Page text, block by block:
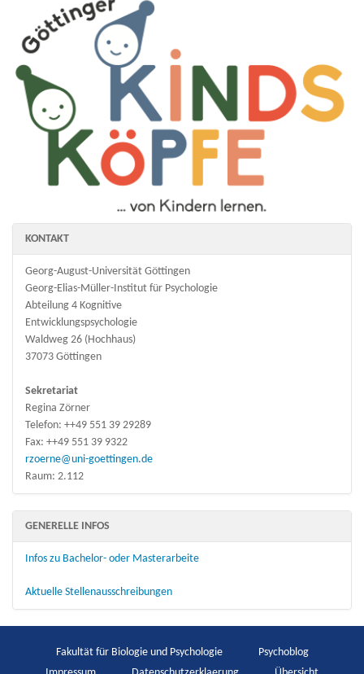
KONTAKT
Georg-August-Universität Göttingen
Georg-Elias-Müller-Institut für Psychologie
Abteilung 4 Kognitive
Entwicklungspsychologie
Waldweg 26 (Hochhaus)
37073 Göttingen
Sekretariat
Regina Zörner
Telefon: ++49 551 39 29289
Fax: ++49 551 39 9322
rzoerne@uni-goettingen.de
Raum: 2.112
GENERELLE INFOS
Infos zu Bachelor- oder Masterarbeite
Aktuelle Stellenausschreibungen
Fakultät für Biologie und Psychologie
Psychoblog